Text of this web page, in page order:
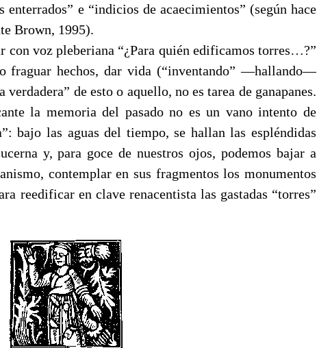
enterrados” e “indicios de acaecimientos” (según hace
Brown, 1995).
con voz pleberiana “¿Para quién edificamos torres…?”
fraguar hechos, dar vida (“inventando” —hallando—
verdadera” de esto o aquello, no es tarea de ganapanes.
la memoria del pasado no es un vano intento de
bajo las aguas del tiempo, se hallan las espléndidas
y, para goce de nuestros ojos, podemos bajar a
contemplar en sus fragmentos los monumentos
reedificar en clave renacentista las gastadas “torres”